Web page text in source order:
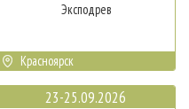
Эксподрев
Красноярск
23-25.09.2026